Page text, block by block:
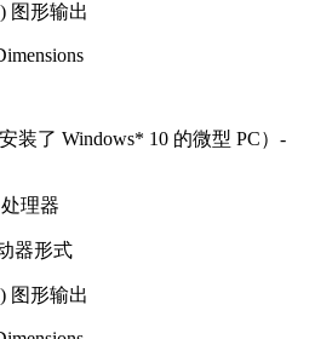
图形输出
装了 Windows* 10 的微型 PC）-
理器
器形式
图形输出